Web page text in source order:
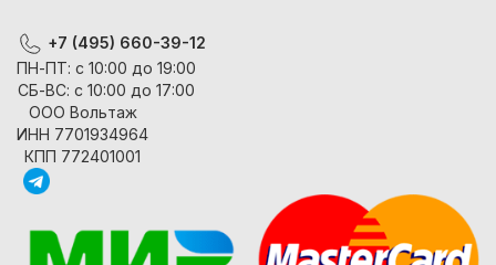
+7 (495) 660-39-12
ПН-ПТ: с 10:00 до 19:00
СБ-ВС: с 10:00 до 17:00
ООО Вольтаж
ИНН 7701934964
КПП 772401001